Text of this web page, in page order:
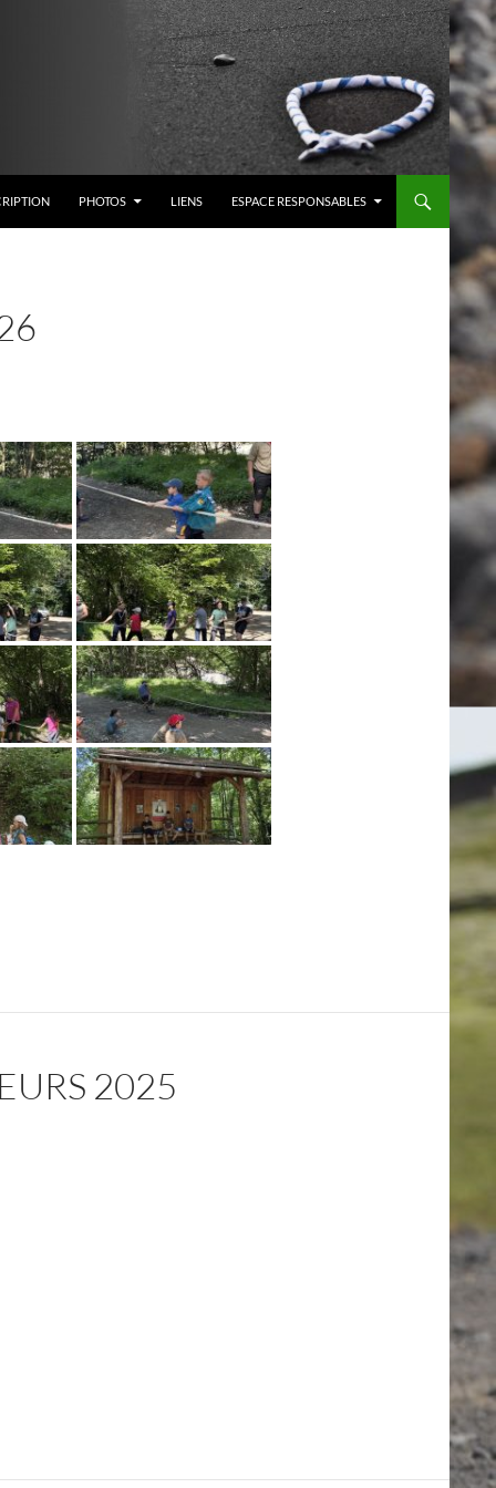
PHOTOS LIENS ESPACE RESPONSABLES
2025